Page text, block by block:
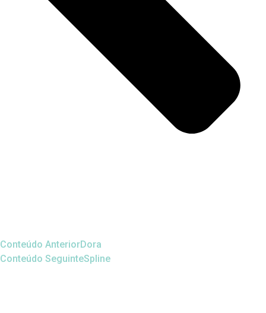
Conteúdo AnteriorDora
Conteúdo SeguinteSpline